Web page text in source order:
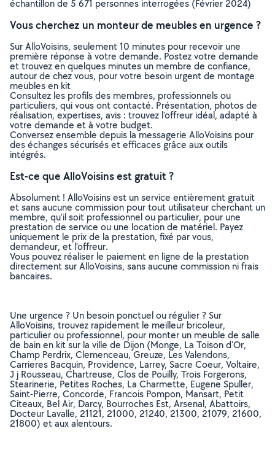
échantillon de 5 671 personnes interrogées (Février 2024)
Vous cherchez un monteur de meubles en urgence ?
Sur AlloVoisins, seulement 10 minutes pour recevoir une
première réponse à votre demande. Postez votre demande
et trouvez en quelques minutes un membre de confiance,
autour de chez vous, pour votre besoin urgent de montage
meubles en kit
Consultez les profils des membres, professionnels ou
particuliers, qui vous ont contacté. Présentation, photos de
réalisation, expertises, avis : trouvez l'offreur idéal, adapté à
votre demande et à votre budget.
Conversez ensemble depuis la messagerie AlloVoisins pour
des échanges sécurisés et efficaces grâce aux outils
intégrés.
Est-ce que AlloVoisins est gratuit ?
Absolument ! AlloVoisins est un service entièrement gratuit
et sans aucune commission pour tout utilisateur cherchant un
membre, qu’il soit professionnel ou particulier, pour une
prestation de service ou une location de matériel. Payez
uniquement le prix de la prestation, fixé par vous,
demandeur, et l’offreur.
Vous pouvez réaliser le paiement en ligne de la prestation
directement sur AlloVoisins, sans aucune commission ni frais
bancaires.
Une urgence ? Un besoin ponctuel ou régulier ? Sur
AlloVoisins, trouvez rapidement le meilleur bricoleur,
particulier ou professionnel, pour monter un meuble de salle
de bain en kit sur la ville de Dijon (Monge, La Toison d'Or,
Champ Perdrix, Clemenceau, Greuze, Les Valendons,
Carrieres Bacquin, Providence, Larrey, Sacre Coeur, Voltaire,
J j Rousseau, Chartreuse, Clos de Pouilly, Trois Forgerons,
Stearinerie, Petites Roches, La Charmette, Eugene Spuller,
Saint-Pierre, Concorde, Francois Pompon, Mansart, Petit
Citeaux, Bel Air, Darcy, Bourroches Est, Arsenal, Abattoirs,
Docteur Lavalle, 21121, 21000, 21240, 21300, 21079, 21600,
21800) et aux alentours.